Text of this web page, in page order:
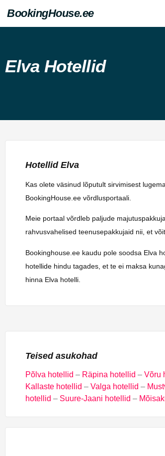
BookingHouse.ee
Elva Hotellid
Hotellid Elva
Kas olete väsinud lõputult sirvimisest
BookingHouse.ee võrdlusportaali.
Meie portaal võrdleb paljude
rahvusvahelised teenusepakkujaid nii, et
Bookinghouse.ee kaudu pole soodsa Elva
hotellide hindu tagades, et te ei maksa
hinna Elva hotelli.
Teised asukohad
Põlva hotellid – Räpina hotellid – Võru
Kallaste hotellid – Valga hotellid –
hotellid – Suure-Jaani hotellid –